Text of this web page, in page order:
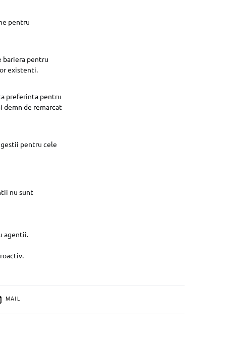
pentru
bariera pentru
existenti.
preferinta pentru
demn de remarcat
pentru cele
nu sunt
agentii.
MAIL